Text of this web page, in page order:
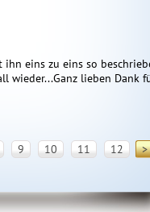
eins zu eins so
wieder...Ganz lieben Dank
9 10 11 12
>